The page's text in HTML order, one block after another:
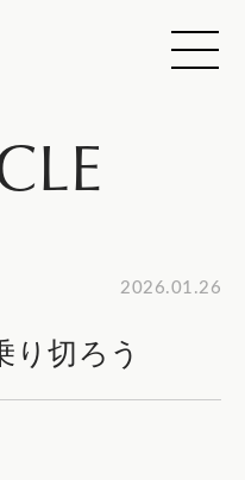
2026.01.26
り切ろう